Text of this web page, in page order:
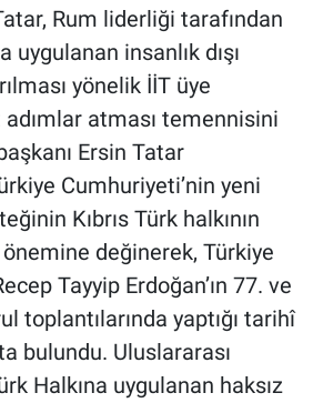
Rum liderliği tarafından
uygulanan insanlık dışı
yönelik İİT üye
atması temennisini
Ersin Tatar
Cumhuriyeti’nin yeni
Kıbrıs Türk halkının
değinerek, Türkiye
Tayyip Erdoğan’ın 77. ve
toplantılarında yaptığı tarihî
bulundu. Uluslararası
Halkına uygulanan haksız